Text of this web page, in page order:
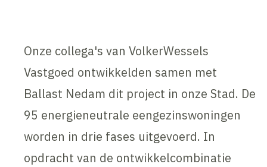
Onze collega's van VolkerWessels
Vastgoed ontwikkelden samen met
Ballast Nedam dit project in onze Stad. De
95 energieneutrale eengezinswoningen
worden in drie fases uitgevoerd. In
opdracht van de ontwikkelcombinatie